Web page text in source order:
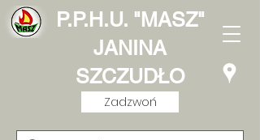
P.P.H.U. "MASZ"
JANINA
SZCZUDŁO
Zadzwoń